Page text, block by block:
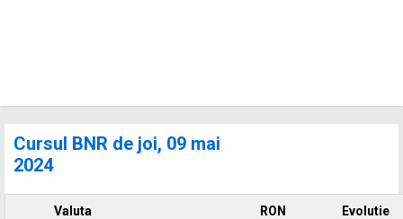
Cursul BNR de joi, 09 mai
2024
Valuta RON Evolutie